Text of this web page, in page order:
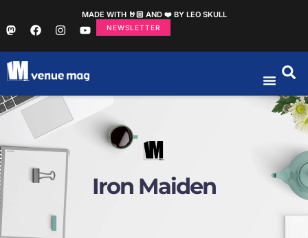
MADE WITH 🤘🏻 AND ❤️ BY LEO SKULL
NEWSLETTER
Iron Maiden